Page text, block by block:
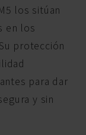
los sitúan
en los
protección
para dar
y sin